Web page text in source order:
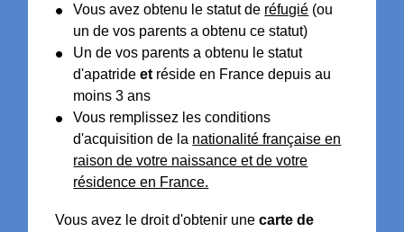
Vous avez obtenu le statut de réfugié (ou
un de vos parents a obtenu ce statut)
Un de vos parents a obtenu le statut
d'apatrideet réside en France depuis au
moins 3 ans
Vous remplissez les conditions
d'acquisition de la nationalité française en
raison de votre naissance et de votre
résidence en France.
Vous avez le droit d'obtenir unecarte de